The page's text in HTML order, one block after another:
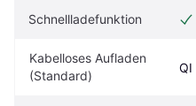
Schnellladefunktion
Kabelloses Aufladen
(Standard)
QI